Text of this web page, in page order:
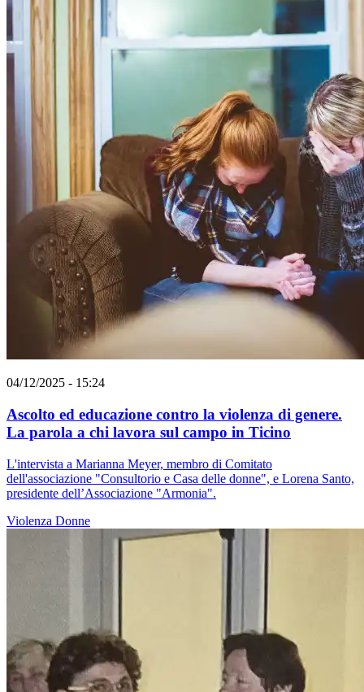
04/12/2025 - 15:24
Ascolto ed educazione contro la violenza di genere.
La parola a chi lavora sul campo in Ticino
L'intervista a Marianna Meyer, membro di Comitato
dell'associazione "Consultorio e Casa delle donne", e Lorena Santo,
presidente dell’Associazione "Armonia".
Violenza Donne